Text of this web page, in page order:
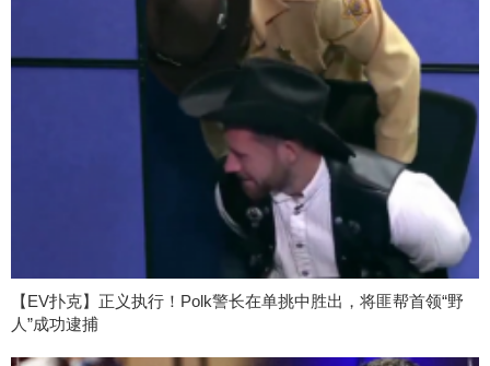
【EV扑克】正义执行！Polk警长在单挑中胜出，将匪帮首领“野
人”成功逮捕